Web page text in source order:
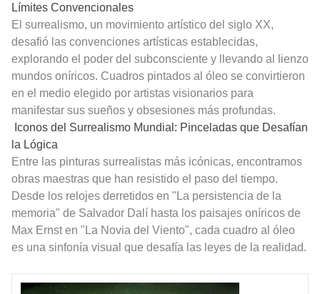
Límites Convencionales
El surrealismo, un movimiento artístico del siglo XX,
desafió las convenciones artísticas establecidas,
explorando el poder del subconsciente y llevando al lienzo
mundos oníricos. Cuadros pintados al óleo se convirtieron
en el medio elegido por artistas visionarios para
manifestar sus sueños y obsesiones más profundas.
Iconos del Surrealismo Mundial: Pinceladas que Desafían
la Lógica
Entre las pinturas surrealistas más icónicas, encontramos
obras maestras que han resistido el paso del tiempo.
Desde los relojes derretidos en "La persistencia de la
memoria" de Salvador Dalí hasta los paisajes oníricos de
Max Ernst en "La Novia del Viento", cada cuadro al óleo
es una sinfonía visual que desafía las leyes de la realidad.